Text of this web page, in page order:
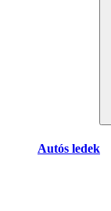
Autós ledek